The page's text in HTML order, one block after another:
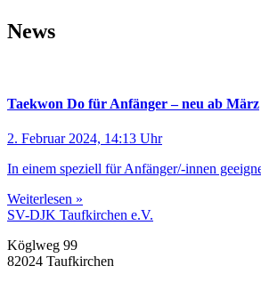
News
Taekwon Do für Anfänger – neu ab März
2. Februar 2024, 14:13 Uhr
In einem speziell für Anfänger/-innen
Weiterlesen »
SV-DJK Taufkirchen e.V.
Köglweg 99
82024 Taufkirchen